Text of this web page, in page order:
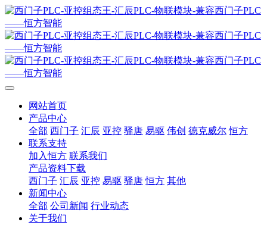
网站首页
产品中心
全部 西门子 汇辰 亚控 驿唐 易驱 伟创 德克威尔 恒方
联系支持
加入恒方 联系我们
产品资料下载
西门子 汇辰 亚控 易驱 驿唐 恒方 其他
新闻中心
全部 公司新闻 行业动态
关于我们